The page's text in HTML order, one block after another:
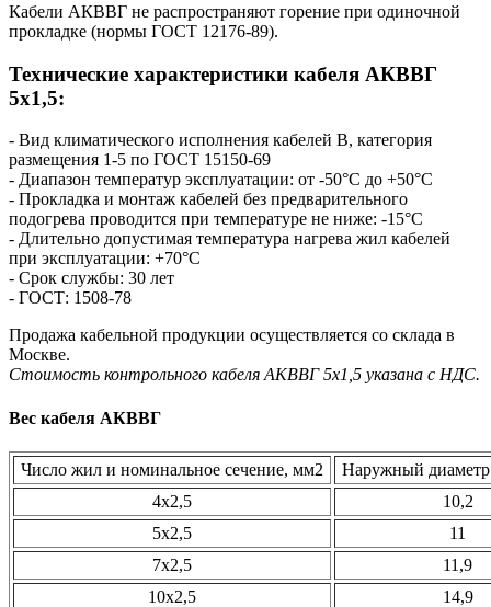
Кабели АКВВГ не распространяют горение при одиночной
прокладке (нормы ГОСТ 12176-89).
Технические характеристики кабеля AКВВГ
5х1,5:
- Вид климатического исполнения кабелей В, категория
размещения 1-5 по ГОСТ 15150-69
- Диапазон температур эксплуатации: от -50°С до +50°С
- Прокладка и монтаж кабелей без предварительного
подогрева проводится при температуре не ниже: -15°С
- Длительно допустимая температура нагрева жил кабелей
при эксплуатации: +70°С
- Срок службы: 30 лет
- ГОСТ: 1508-78
Продажа кабельной продукции осуществляется со склада в
Москве.
Стоимость контрольного кабеля AКВВГ 5х1,5 указана с НДС.
Вес кабеля АКВВГ
Число жил и номинальное сечение, мм2
Наружный диаметр
4х2,5
10,2
5х2,5
11
7х2,5
11,9
10х2,5
14,9